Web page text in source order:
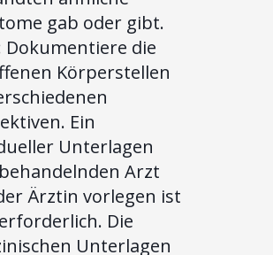
gab oder gibt.
Dokumentiere die
Körperstellen
Ein
Unterlagen
Arzt
Ärztin vorlegen ist
Die
Unterlagen